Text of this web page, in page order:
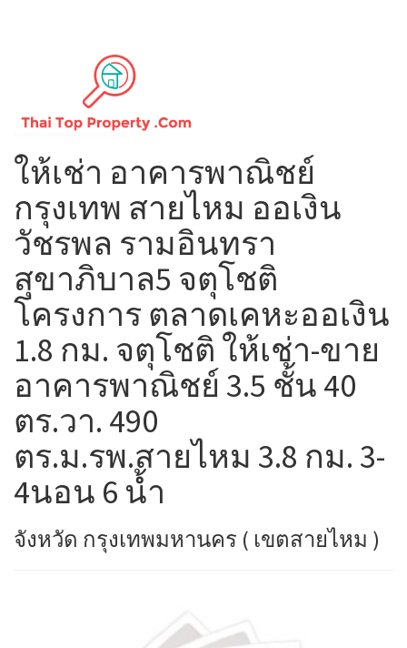
ให้เช่า อาคารพาณิชย์
กรุงเทพ สายไหม ออเงิน
วัชรพล รามอินทรา
สุขาภิบาล​5​ จตุโชติ
โครงการ ตลาดเคหะออเงิน
1.8 กม. จตุโชติ ให้เช่า-ขาย
อาคารพาณิชย์ 3.5 ชั้น 40
ตร.วา. 490
ตร.ม.รพ.สายไหม 3.8 กม. 3-
4นอน 6 น้ำ
จังหวัด กรุงเทพมหานคร ( เขตสายไหม )